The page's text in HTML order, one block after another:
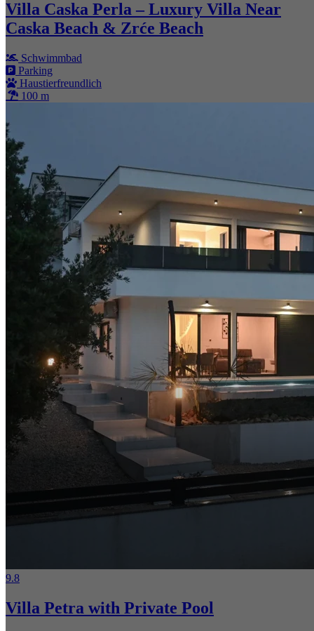
Villa Caska Perla – Luxury Villa Near
Caska Beach & Zrće Beach
Schwimmbad
Parking
Haustierfreundlich
100 m
9.8
Villa Petra with Private Pool